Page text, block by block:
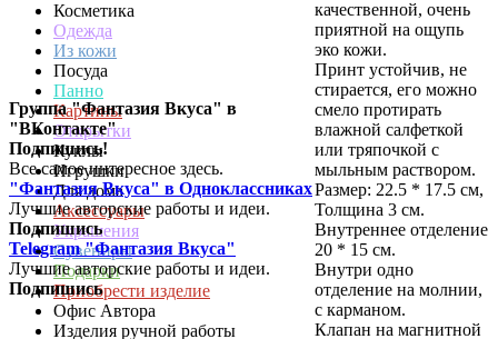
Косметика
Одежда
Из кожи
Посуда
Панно
Картины
Открытки
Куклы
Игрушки
Для дома
Аксессуары
Украшения
Сувениры
Подарки
Приобрести изделие
Офис Автора
Изделия ручной работы
Группа "Фантазия Вкуса" в
"ВКонтакте"
Подпишись!
Все самое интересное здесь.
"Фантазия Вкуса" в Одноклассниках
Лучшие авторские работы и идеи.
Подпишись
Telegram "Фантазия Вкуса"
Лучшие авторские работы и идеи.
Подпишись
качественной, очень
приятной на ощупь
эко кожи.
Принт устойчив, не
стирается, его можно
смело протирать
влажной салфеткой
или тряпочкой с
мыльным раствором.
Размер: 22.5 * 17.5 см,
Толщина 3 см.
Внутреннее отделение
20 * 15 см.
Внутри одно
отделение на молнии,
с карманом.
Клапан на магнитной